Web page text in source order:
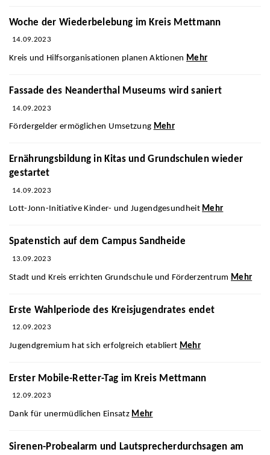
Woche der Wiederbelebung im Kreis Mettmann
14.09.2023
Kreis und Hilfsorganisationen planen Aktionen Mehr
Fassade des Neanderthal Museums wird saniert
14.09.2023
Fördergelder ermöglichen Umsetzung Mehr
Ernährungsbildung in Kitas und Grundschulen wieder
gestartet
14.09.2023
Lott-Jonn-Initiative Kinder- und Jugendgesundheit Mehr
Spatenstich auf dem Campus Sandheide
13.09.2023
Stadt und Kreis errichten Grundschule und Förderzentrum Mehr
Erste Wahlperiode des Kreisjugendrates endet
12.09.2023
Jugendgremium hat sich erfolgreich etabliert Mehr
Erster Mobile-Retter-Tag im Kreis Mettmann
12.09.2023
Dank für unermüdlichen Einsatz Mehr
Sirenen-Probealarm und Lautsprecherdurchsagen am